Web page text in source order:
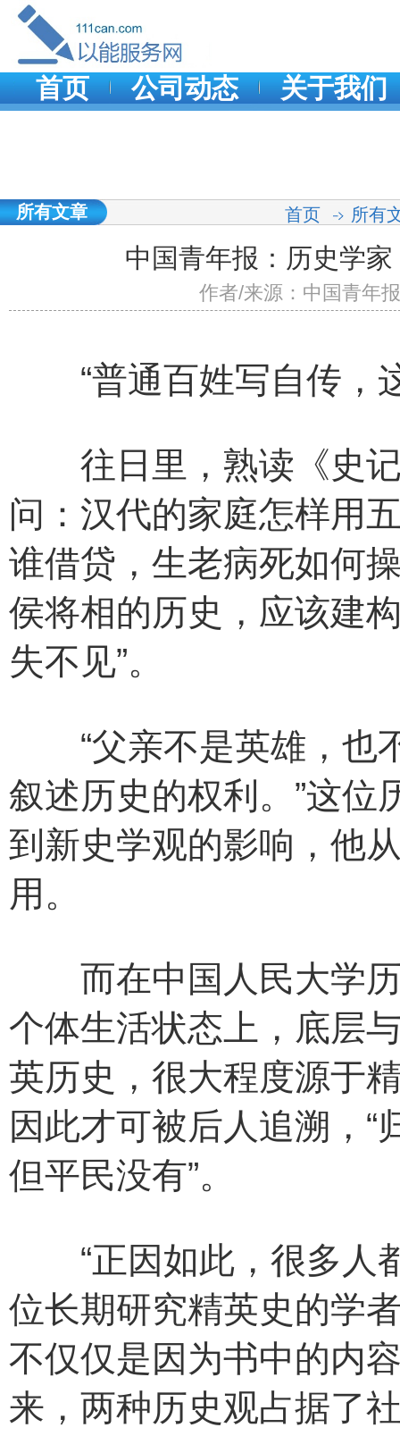
首页 公司动态 关于我们
所有文章 首页 所有
中国青年报：历史学
作者/来源：中国青年
“普通百姓写自传，
往日里，熟读《史记
问：汉代的家庭怎样用
谁借贷，生老病死如何
侯将相的历史，应该建
失不见”。
“父亲不是英雄，也
叙述历史的权利。”这位
到新史学观的影响，他
用。
而在中国人民大学历
个体生活状态上，底层
英历史，很大程度源于
因此才可被后人追溯，
但平民没有”。
“正因如此，很多人
位长期研究精英史的学
不仅仅是因为书中的内
来，两种历史观占据了